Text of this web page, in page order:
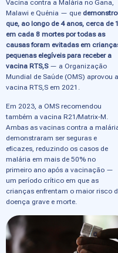
Vacina contra a Malária no Gana,
Malawi e Quénia — que
que, ao longo de 4 anos, cerca de 1
em cada 8 mortes por todas as
causas foram evitadas em
pequenas elegíveis para receber a
vacina RTS,S — a Organização
Mundial de Saúde (OMS) aprovou a
vacina RTS,S em 2021.
Em 2023, a OMS recomendou
também a vacina R21/Matrix-M.
Ambas as vacinas contra a
demonstraram ser seguras e
eficazes, reduzindo os casos de
malária em mais de 50% no
primeiro ano após a vacinação —
um período crítico em que as
crianças enfrentam o maior risco
doença grave e morte.